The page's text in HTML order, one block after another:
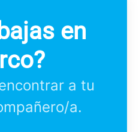
en
a tu
a.